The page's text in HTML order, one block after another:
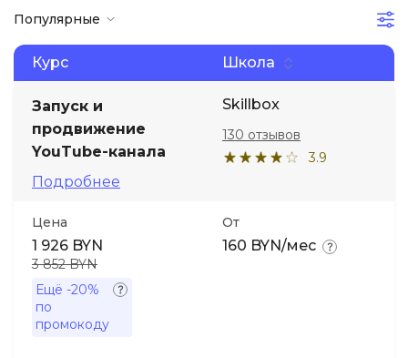
Популярные
Курс Школа
Запуск и
продвижение
YouTube-канала
Подробнее
Skillbox
3.9
130 отзывов
Цена
1 926 BYN
3 852 BYN
Ещё -20%
по
промокоду
От
160 BYN/мес
Менеджмент
Иностранные языки
Soft Skills
Детям
Акции и промокоды